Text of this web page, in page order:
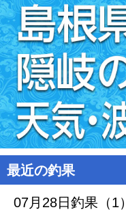
最近の釣果
07月28日釣果（1）